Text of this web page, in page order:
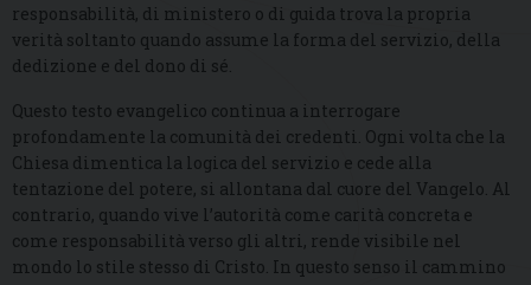
responsabilità, di ministero o di guida trova la propria
verità soltanto quando assume la forma del servizio, della
dedizione e del dono di sé.
Questo testo evangelico continua a interrogare
profondamente la comunità dei credenti. Ogni volta che la
Chiesa dimentica la logica del servizio e cede alla
tentazione del potere, si allontana dal cuore del Vangelo. Al
contrario, quando vive l’autorità come carità concreta e
come responsabilità verso gli altri, rende visibile nel
mondo lo stile stesso di Cristo. In questo senso il cammino